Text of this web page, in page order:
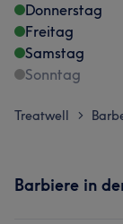
Donnerstag
Freitag
Samstag
Sonntag
Treatwell >
Barbiere in